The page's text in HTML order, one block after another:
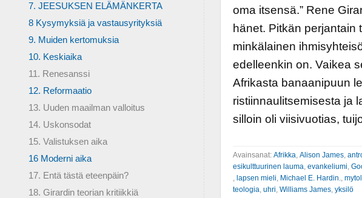
oma itsensä.” Rene
hänet. Pitkän perjantain
minkälainen
edelleenkin on. Vaikea
Afrikasta banaanipuun
ristiinnaulitsemisesta ja
silloin oli viisivuotias,
Avainsanat: Afrikka Alison James,
esikulttuurinen lauma evankeliumi
lapsen mieli Michael E. Hardin.
teologia uhri Williams James, yksilö
7. JEESUKSEN ELÄMÄNKERTA
8 Kysymyksiä ja vastausyrityksiä
9. Muiden kertomuksia
10. Keskiaika
11. Renesanssi
12. Reformaatio
13. Uuden maailman valloitus
14. Uskonsodat
15. Valistuksen aika
16 Moderni aika
17. Entä tästä eteenpäin?
18. Girardin teorian kritiikkiä